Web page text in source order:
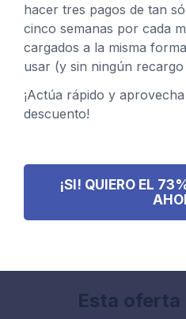
hacer tres pagos de tan
cinco semanas por cada
cargados a la misma
usar (y sin ningún recargo
¡Actúa rápido y
descuento!
¡SI! QUIERO EL
Esta oferta